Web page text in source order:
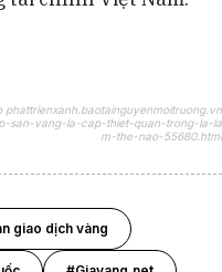
phattrienxanh.baotainguyenmoitruong.vn
san-vang-la-cap-thiet-quan-trong-la-la
m-the-nao-55680.html
giao dịch vàng